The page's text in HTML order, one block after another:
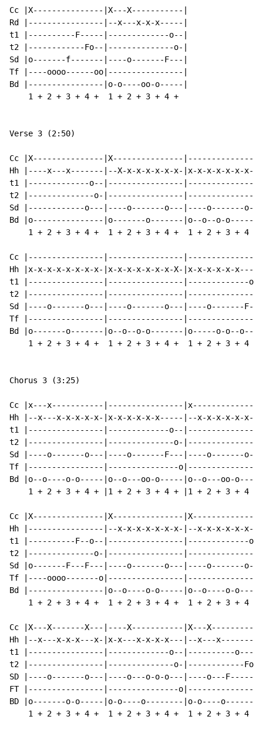
Cc |X---------------|X---X-----------|
Rd |----------------|--x---x-x-x-----|
t1 |----------F-----|-------------o--|
t2 |------------Fo--|--------------o-|
Sd |o-------f-------|----o-------F---|
Tf |----oooo------oo|----------------|
Bd |----------------|o-o----oo-o-----|
    1 + 2 + 3 + 4 +  1 + 2 + 3 + 4 +
Verse 3 (2:50)
Cc |X---------------|X---------------
Hh |----x---x-------|--X-x-x-x-x-x-x-|x-x-x-x-x-x-x-
t1 |-------------o--|----------------
t2 |--------------o-|----------------
Sd |------------o---|----o-------o---|----o-------
Bd |o---------------|o-------o-------|o--o--o-
1 + 2 + 3 + 4 +  1 + 2 + 3 + 4 +  1 + 2 + 3 + 4
Cc |----------------|----------------|----------------
Hh |x-x-x-x-x-x-x-x-|x-x-x-x-x-x-x-X-|x-x-x-x-x-
t1 |----------------|----------------|-------------
t2 |----------------|----------------|--------------
Sd |----o-------o---|----o-------o---|----o-------
Tf |----------------|----------------
Bd |o-------o-------|o--o--o-o-------|o-----o-o--
1 + 2 + 3 + 4 +  1 + 2 + 3 + 4 +  1 + 2 + 3 + 4 +
Chorus 3 (3:25)
Cc |x---x-----------|----------------
Hh |--x---x-x-x-x-x-|x-x-x-x-x-x-----|--x-x-x-x-x-x-
t1 |----------------|-------------o--
t2 |----------------|--------------o-
Sd |----o-------o---|----o-------F---|----o-------
Tf |----------------|---------------
Bd |o--o----o-o-----|o--o---oo-o-----|o--o---oo-
1 + 2 + 3 + 4 + |1 + 2 + 3 + 4 + |1 + 2 + 3 + 4
Cc |X---------------|X---------------
Hh |----------------|--x-x-x-x-x-x-x-|--x-x-x-x-x-
t1 |----------F--o--|----------------|-------------
t2 |--------------o-|----------------|--------------
Sd |o-------F---F---|----o-------o---|----o-------o---
Tf |----oooo-------o|----------------|---------------
Bd |----------------|o--o----o-o-----|o--o----o-
1 + 2 + 3 + 4 +  1 + 2 + 3 + 4 +  1 + 2 + 3 + 4
Cc |X---X-------X---|----X-----------|X---
Hh |--x---x-x-x---x-|x-x---x-x-x-x---|--x---
t1 |----------------|-------------o--|----------
t2 |----------------|--------------o-|------------
SD |----o-------o---|----o---o-o-o---|----o---
FT |----------------|---------------
BD |o-------o-o-----|o-o----o--------|o-o----
1 + 2 + 3 + 4 +  1 + 2 + 3 + 4 +  1 + 2 + 3 + 4 +